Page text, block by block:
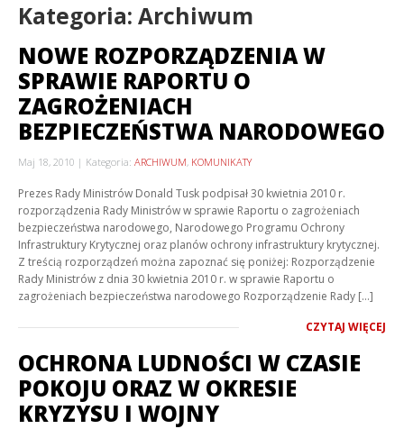
Kategoria: Archiwum
NOWE ROZPORZĄDZENIA W
SPRAWIE RAPORTU O
ZAGROŻENIACH
BEZPIECZEŃSTWA NARODOWEGO
Maj 18, 2010 Kategoria: ARCHIWUM, KOMUNIKATY
Prezes Rady Ministrów Donald Tusk podpisał 30 kwietnia 2010 r.
rozporządzenia Rady Ministrów w sprawie Raportu o zagrożeniach
bezpieczeństwa narodowego, Narodowego Programu Ochrony
Infrastruktury Krytycznej oraz planów ochrony infrastruktury krytycznej.
Z treścią rozporządzeń można zapoznać się poniżej: Rozporządzenie
Rady Ministrów z dnia 30 kwietnia 2010 r. w sprawie Raportu o
zagrożeniach bezpieczeństwa narodowego Rozporządzenie Rady […]
CZYTAJ WIĘCEJ
OCHRONA LUDNOŚCI W CZASIE
POKOJU ORAZ W OKRESIE
KRYZYSU I WOJNY